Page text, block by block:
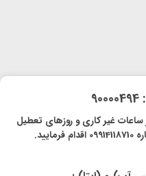
ساعات غیر کاری و روزهای تعطیل